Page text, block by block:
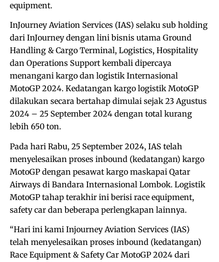
equipment.
InJourney Aviation Services (IAS) selaku sub holding
dari InJourney dengan lini bisnis utama Ground
Handling & Cargo Terminal, Logistics, Hospitality
dan Operations Support kembali dipercaya
menangani kargo dan logistik Internasional
MotoGP 2024. Kedatangan kargo logistik MotoGP
dilakukan secara bertahap dimulai sejak 23 Agustus
2024 – 25 September 2024 dengan total kurang
lebih 650 ton.
Pada hari Rabu, 25 September 2024, IAS telah
menyelesaikan proses inbound (kedatangan) kargo
MotoGP dengan pesawat kargo maskapai Qatar
Airways di Bandara Internasional Lombok. Logistik
MotoGP tahap terakhir ini berisi race equipment,
safety car dan beberapa perlengkapan lainnya.
“Hari ini kami Injourney Aviation Services (IAS)
telah menyelesaikan proses inbound (kedatangan)
Race Equipment & Safety Car MotoGP 2024 dari